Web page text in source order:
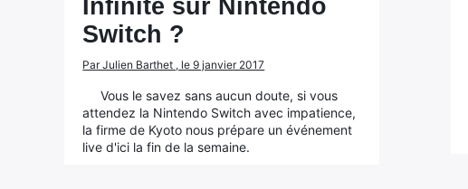
Infinite sur Nintendo
Switch ?
Par Julien Barthet , le 9 janvier 2017
Vous le savez sans aucun doute, si vous
attendez la Nintendo Switch avec impatience,
la firme de Kyoto nous prépare un événement
live d'ici la fin de la semaine.